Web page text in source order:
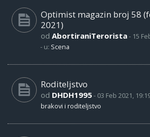
Optimist magazin broj 58
2021)
od AbortiraniTerorista- 15
- u: Scena
Roditeljstvo
od DHDH1995- 03 Feb 2021,
brakovi i roditeljstvo